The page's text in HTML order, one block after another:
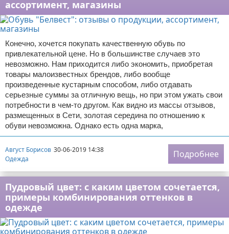
ассортимент, магазины
Конечно, хочется покупать качественную обувь по
привлекательной цене. Но в большинстве случаев это
невозможно. Нам приходится либо экономить, приобретая
товары малоизвестных брендов, либо вообще
произведенные кустарным способом, либо отдавать
серьезные суммы за отличную вещь, но при этом ужать свои
потребности в чем-то другом. Как видно из массы отзывов,
размещенных в Сети, золотая середина по отношению к
обуви невозможна. Однако есть одна марка,
Август Борисов 30-06-2019 14:38
Одежда
Подробнее
Пудровый цвет: с каким цветом сочетается,
примеры комбинирования оттенков в
одежде